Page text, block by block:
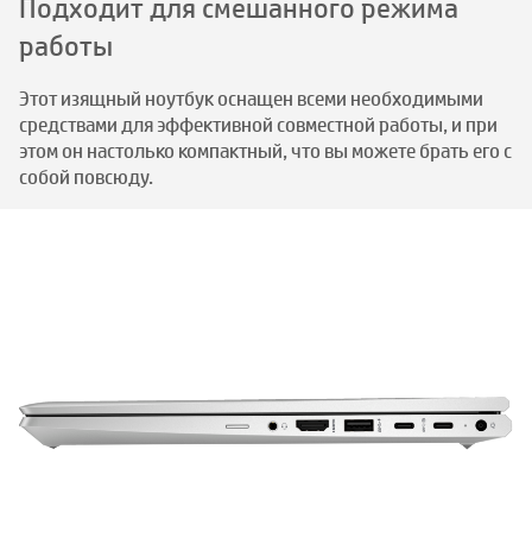
Подходит для смешанного режима
работы
Этот изящный ноутбук оснащен всеми необходимыми
средствами для эффективной совместной работы, и при
этом он настолько компактный, что вы можете брать его с
собой повсюду.